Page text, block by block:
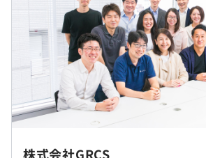
・PC購入補助金、通信費手当
・資格取得支援制度(受験料・更新料は
・在宅勤務制度
・時短正社員制度(1日6時間勤務ペー
・部活動補助金制度
・慶弔見舞金制度
・ベビーシッター補助制度
社内もしくはお客様先での勤務とな
23区内です。
※残業代別途支給
（※ は年収提示額を保証するも
株式会社GRCS